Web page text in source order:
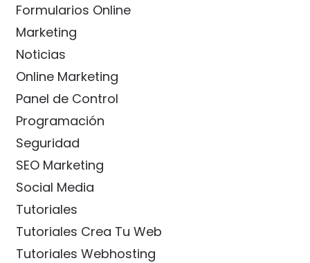
Formularios Online
Marketing
Noticias
Online Marketing
Panel de Control
Programación
Seguridad
SEO Marketing
Social Media
Tutoriales
Tutoriales Crea Tu Web
Tutoriales Webhosting